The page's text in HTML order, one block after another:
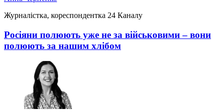
Журналістка, кореспондентка 24 Каналу
Росіяни полюють уже не за військовими – вони
полюють за нашим хлібом